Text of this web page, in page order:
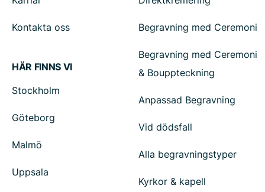
Kontakta oss
HÄR FINNS VI
Stockholm
Göteborg
Malmö
Uppsala
Begravning med Ceremoni
Begravning med Ceremoni
& Bouppteckning
Anpassad Begravning
Vid dödsfall
Alla begravningstyper
Kyrkor & kapell